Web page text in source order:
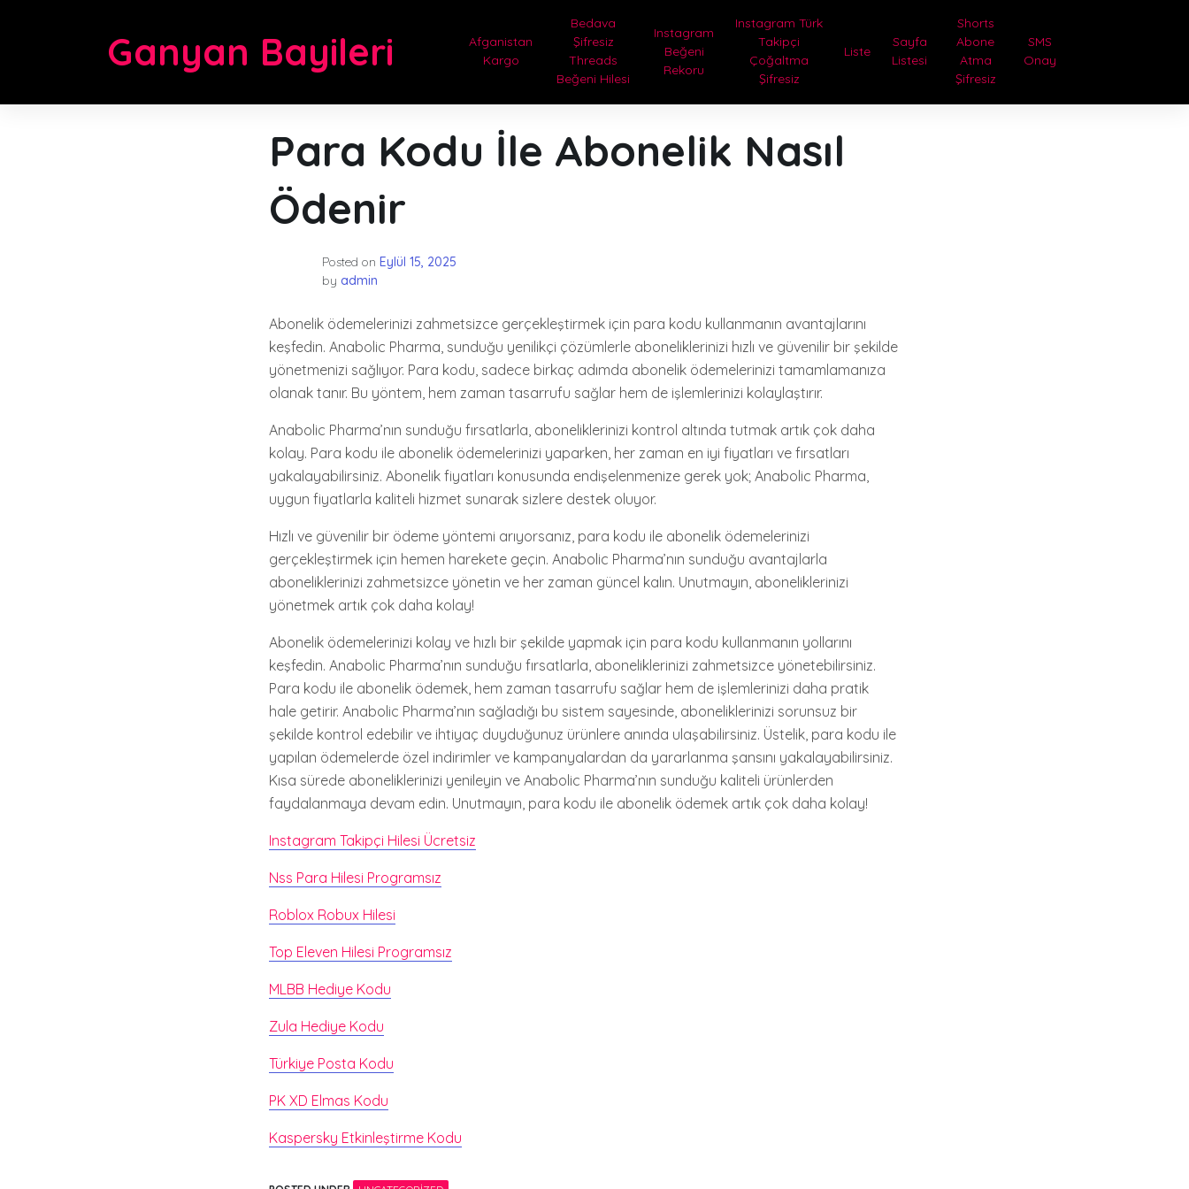
Ganyan Bayileri
Afganistan
Kargo
Bedava
Şifresiz
Threads
Beğeni Hilesi
Instagram
Beğeni
Rekoru
Instagram Türk
Takipçi
Çoğaltma
Şifresiz
Liste
Sayfa
Listesi
Shorts
Abone
Atma
Şifresiz
SMS
Onay
Para Kodu İle Abonelik Nasıl
Ödenir
Posted on Eylül 15, 2025
by admin
Abonelik ödemelerinizi zahmetsizce gerçekleştirmek için para kodu kullanmanın avantajlarını
keşfedin. Anabolic Pharma, sunduğu yenilikçi çözümlerle aboneliklerinizi hızlı ve güvenilir bir şekilde
yönetmenizi sağlıyor. Para kodu, sadece birkaç adımda abonelik ödemelerinizi tamamlamanıza
olanak tanır. Bu yöntem, hem zaman tasarrufu sağlar hem de işlemlerinizi kolaylaştırır.
Anabolic Pharma’nın sunduğu fırsatlarla, aboneliklerinizi kontrol altında tutmak artık çok daha
kolay. Para kodu ile abonelik ödemelerinizi yaparken, her zaman en iyi fiyatları ve fırsatları
yakalayabilirsiniz. Abonelik fiyatları konusunda endişelenmenize gerek yok; Anabolic Pharma,
uygun fiyatlarla kaliteli hizmet sunarak sizlere destek oluyor.
Hızlı ve güvenilir bir ödeme yöntemi arıyorsanız, para kodu ile abonelik ödemelerinizi
gerçekleştirmek için hemen harekete geçin. Anabolic Pharma’nın sunduğu avantajlarla
aboneliklerinizi zahmetsizce yönetin ve her zaman güncel kalın. Unutmayın, aboneliklerinizi
yönetmek artık çok daha kolay!
Abonelik ödemelerinizi kolay ve hızlı bir şekilde yapmak için para kodu kullanmanın yollarını
keşfedin. Anabolic Pharma’nın sunduğu fırsatlarla, aboneliklerinizi zahmetsizce yönetebilirsiniz.
Para kodu ile abonelik ödemek, hem zaman tasarrufu sağlar hem de işlemlerinizi daha pratik
hale getirir. Anabolic Pharma’nın sağladığı bu sistem sayesinde, aboneliklerinizi sorunsuz bir
şekilde kontrol edebilir ve ihtiyaç duyduğunuz ürünlere anında ulaşabilirsiniz. Üstelik, para kodu ile
yapılan ödemelerde özel indirimler ve kampanyalardan da yararlanma şansını yakalayabilirsiniz.
Kısa sürede aboneliklerinizi yenileyin ve Anabolic Pharma’nın sunduğu kaliteli ürünlerden
faydalanmaya devam edin. Unutmayın, para kodu ile abonelik ödemek artık çok daha kolay!
Instagram Takipçi Hilesi Ücretsiz
Nss Para Hilesi Programsız
Roblox Robux Hilesi
Top Eleven Hilesi Programsız
MLBB Hediye Kodu
Zula Hediye Kodu
Türkiye Posta Kodu
PK XD Elmas Kodu
Kaspersky Etkinleştirme Kodu